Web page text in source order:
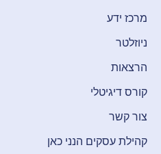
מרכז ידע
ניוזלטר
הרצאות
קורס דיגיטלי
צור קשר
קהילת עסקים הנני כאן